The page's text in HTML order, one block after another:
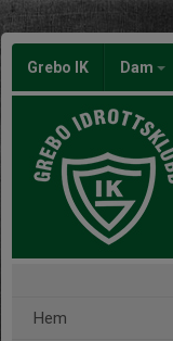
Grebo IK Dam
Hem